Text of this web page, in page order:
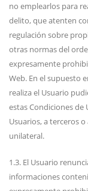
no emplearlos para
delito, que atenten
regulación sobre
otras normas del
expresamente
Web. En el supuesto
realiza el Usuario
estas Condiciones
Usuarios, a terceros
unilateral.
1.3. El Usuario
informaciones